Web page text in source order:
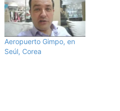
Aeropuerto Gimpo, en
Seúl, Corea